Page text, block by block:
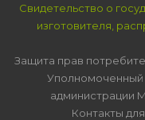
Свидетельство о
изготовителя,
Защита прав
Уполномоченный
администрации
Контакты